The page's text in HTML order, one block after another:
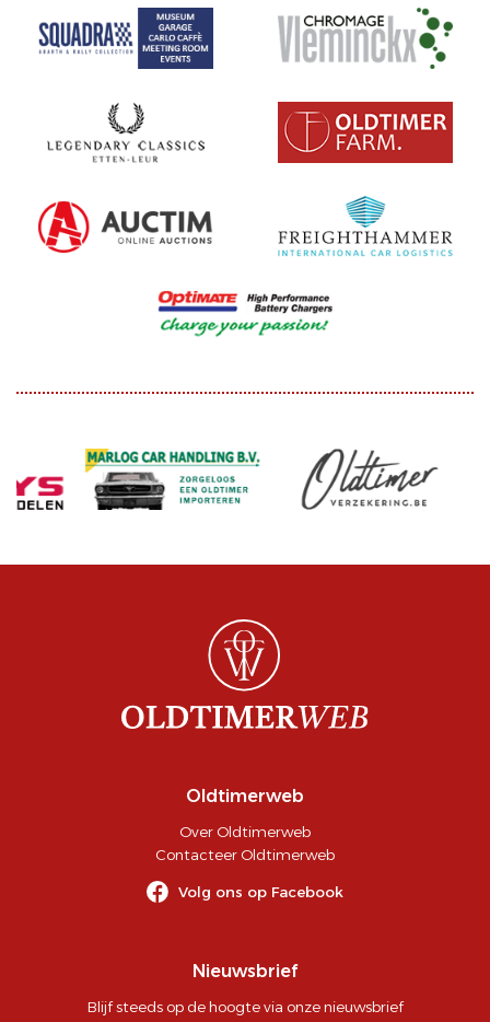
Oldtimerweb
Over Oldtimerweb
Contacteer Oldtimerweb
Volg ons op Facebook
Nieuwsbrief
Blijf steeds op de hoogte via onze nieuwsbrief